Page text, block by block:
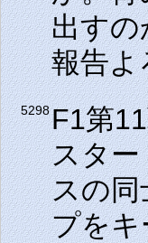
出すの
報告よ
5298F1第
スタ
スの同
プをキ